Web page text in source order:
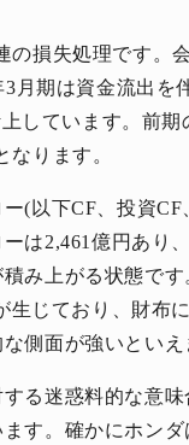
の損失処理です。
月期は資金流出
しています。前
ります。
(以下CF、投資
は2,461億円あり
み上がる状態で
生じており、財布
側面が強いといえ
る迷惑料的な意
す。確かにホン